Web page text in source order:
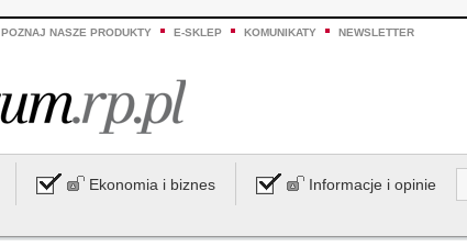
POZNAJ NASZE PRODUKTY E-SKLEP KOMUNIKATY NEWSLETTER
Ekonomia i biznes Informacje i opinie